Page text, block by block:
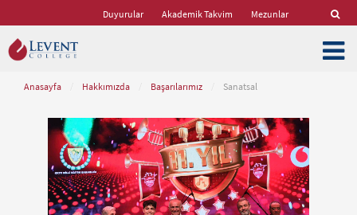
Duyurular Akademik Takvim Mezunlar
Anasayfa Hakkımızda Başarılarımız Sanatsal